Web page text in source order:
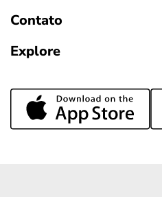
Contato
Explore